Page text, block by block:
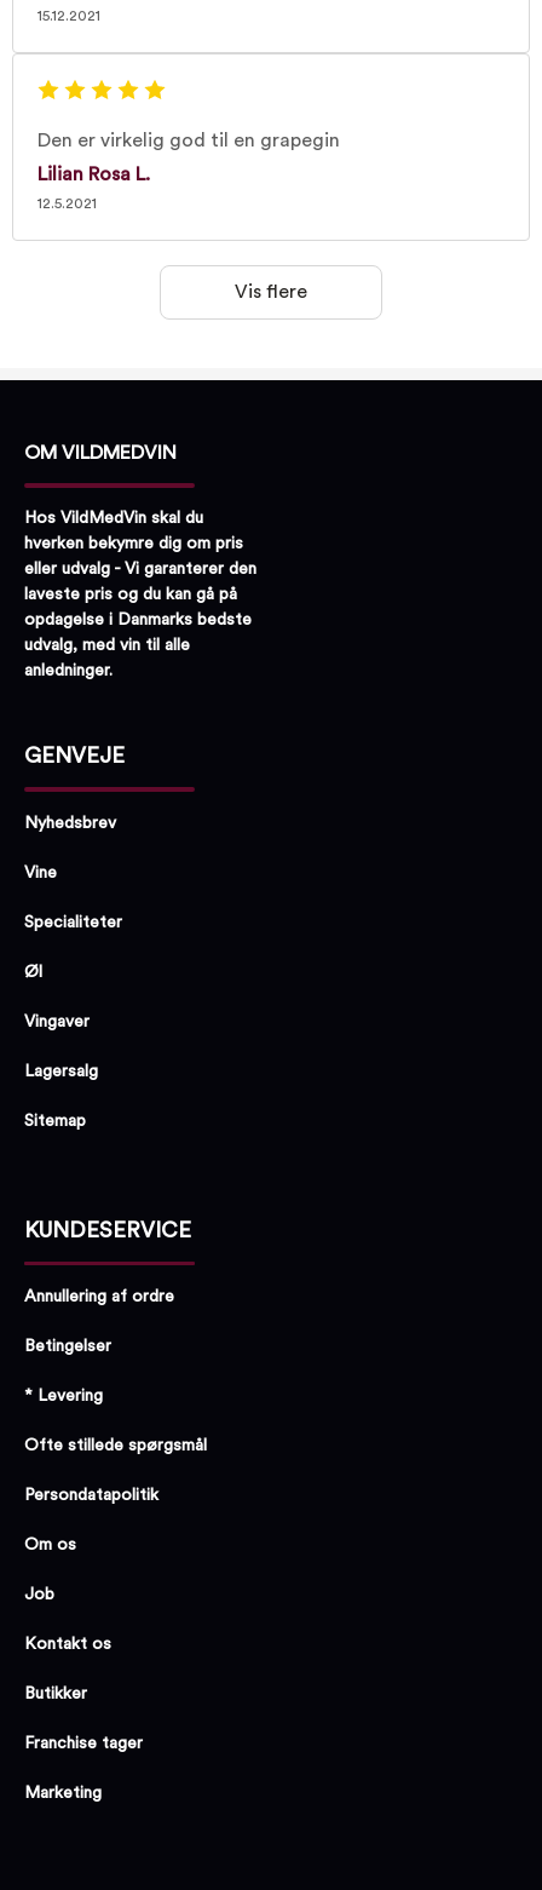
15.12.2021
Den er virkelig god til en grapegin
Lilian Rosa L.
12.5.2021
Vis flere
OM VILDMEDVIN
Hos VildMedVin skal du
hverken bekymre dig om pris
eller udvalg - Vi garanterer den
laveste pris og du kan gå på
opdagelse i Danmarks bedste
udvalg, med vin til alle
anledninger.
GENVEJE
Nyhedsbrev
Vine
Specialiteter
Øl
Vingaver
Lagersalg
Sitemap
KUNDESERVICE
Annullering af ordre
Betingelser
* Levering
Ofte stillede spørgsmål
Persondatapolitik
Om os
Job
Kontakt os
Butikker
Franchise tager
Marketing